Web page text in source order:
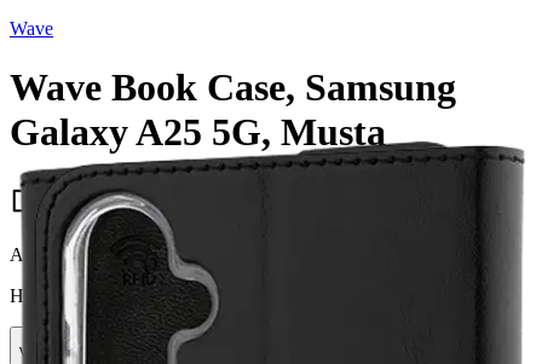
Wave
Wave Book Case, Samsung
Galaxy A25 5G, Musta
16,96 €
Asiakasomistajahinta
Hinta ilman S-Etukorttia: 19,95 €
Verkkokaupan hinta